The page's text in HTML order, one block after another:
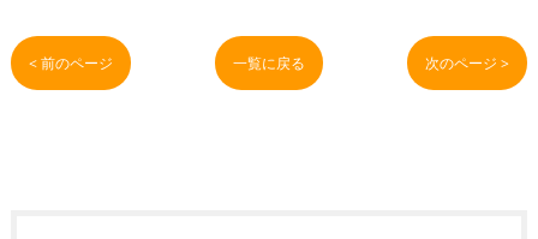
< 前のページ 一覧に戻る 次のページ >